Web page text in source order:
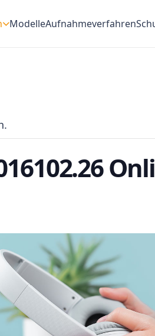
ModelleAufnahmeverfahren